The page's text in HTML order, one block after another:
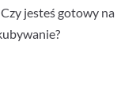
jesteś gotowy na